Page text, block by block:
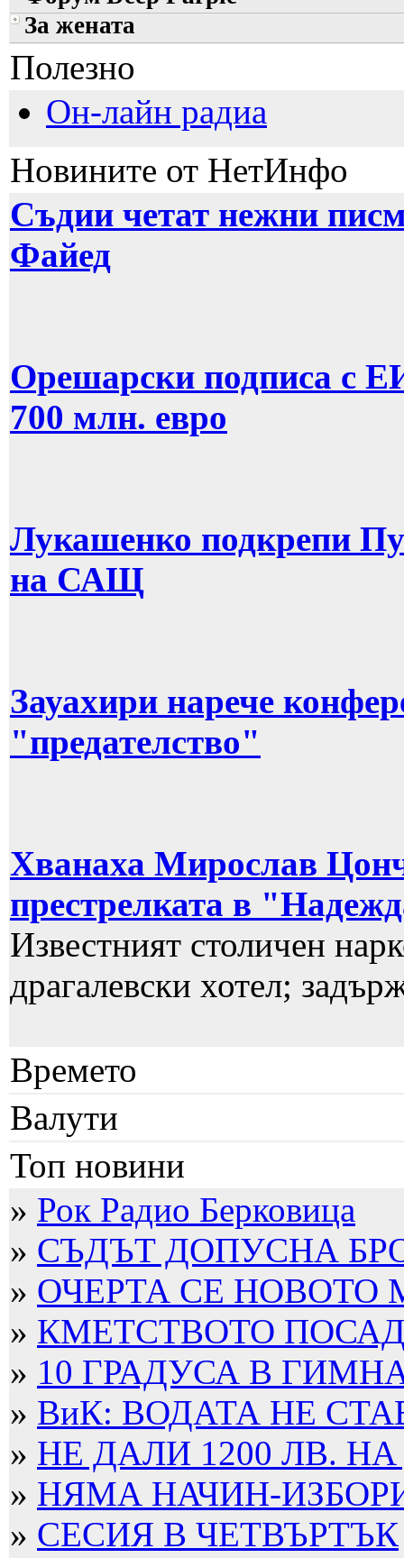
За жената
Полезно
Он-лайн радиа
Новините от НетИнфо
Съдии четат нежни
Файед
Орешарски подписа с
700 млн. евро
Лукашенко подкрепи
на САЩ
Зауахири нарече
"предателство"
Хванаха Мирослав
престрелката в
Известният столичен
драгалевски хотел;
Времето
Валути
Топ новини
» Рок Радио Берковица
» СЪДЪТ ДОПУСНА
» ОЧЕРТА СЕ НОВОТО
» КМЕТСТВОТО
» 10 ГРАДУСА В
» ВиК: ВОДАТА НЕ
» НЕ ДАЛИ 1200 ЛВ.
» НЯМА НАЧИН-
» СЕСИЯ В ЧЕТВЪРТЪК